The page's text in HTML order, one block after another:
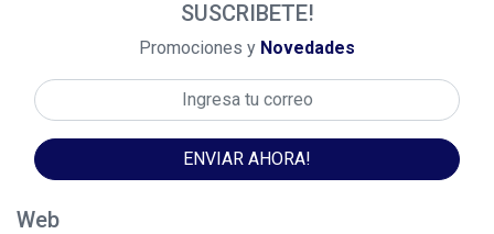
SUSCRIBETE!
Promociones y Novedades
ENVIAR AHORA!
Web